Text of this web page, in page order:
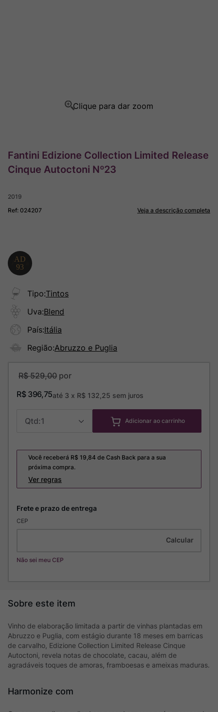
Fantini Edizione Collection Limited Release
Cinque Autoctoni Nº23
2019
Ref: 024207 Veja a descrição completa
Tipo:Tintos
Uva:Blend
País:Itália
Região:Abruzzo e Puglia
R$ 529,00
R$ 396,75até 3 x R$ 132,25 sem juros
1 Adicionar ao carrinho
Você receberá R$ 19,84 de Cash Back para a sua
próxima compra.
Ver regras
CEP
Não sei meu CEP
Vinho de elaboração limitada a partir de vinhas plantadas em
Abruzzo e Puglia, com estágio durante 18 meses em barricas
de carvalho, Edizione Collection Limited Release Cinque
Autoctoni, revela notas de chocolate, cacau, além de
agradáveis toques de amoras, framboesas e ameixas maduras.
Harmonize com